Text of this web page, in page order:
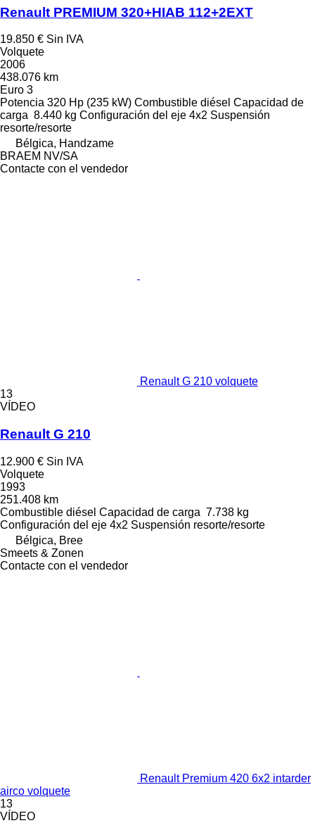
Renault PREMIUM 320+HIAB 112+2EXT
19.850 € Sin IVA
Volquete
2006
438.076 km
Euro 3
Potencia 320 Hp (235 kW) Combustible diésel Capacidad de
carga 8.440 kg Configuración del eje 4x2 Suspensión
resorte/resorte
Bélgica, Handzame
BRAEM NV/SA
Contacte con el vendedor
Renault G 210 volquete
13
VÍDEO
Renault G 210
12.900 € Sin IVA
Volquete
1993
251.408 km
Combustible diésel Capacidad de carga 7.738 kg
Configuración del eje 4x2 Suspensión resorte/resorte
Bélgica, Bree
Smeets & Zonen
Contacte con el vendedor
Renault Premium 420 6x2 intarder
airco volquete
13
VÍDEO